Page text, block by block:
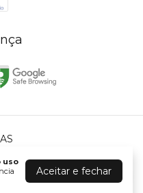
uso
Aceitar e fechar